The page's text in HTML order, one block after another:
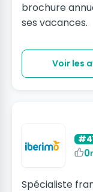
brochure
ses vacances.
Voir les
0
Spécialiste